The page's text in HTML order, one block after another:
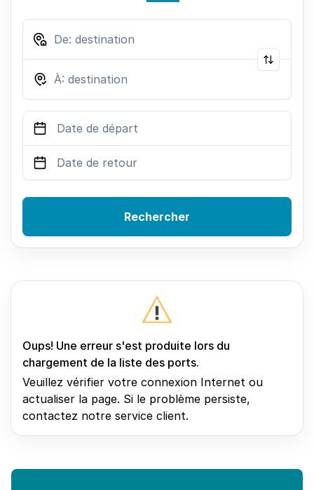
Rechercher
Oups! Une erreur s'est produite lors du
chargement de la liste des ports.
Veuillez vérifier votre connexion Internet ou
actualiser la page. Si le problème persiste,
contactez notre service client.